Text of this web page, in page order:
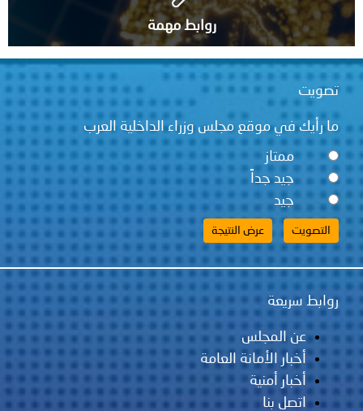
روابط مهمة
تصويت
ما رأيك في موقع مجلس وزراء الداخلية العرب
ممتاز
جيد جداً
جيد
روابط سريعة
عن المجلس
أخبار الأمانة العامة
أخبار أمنية
اتصل بنا